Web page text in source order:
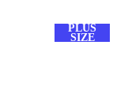
PLUS
SIZE